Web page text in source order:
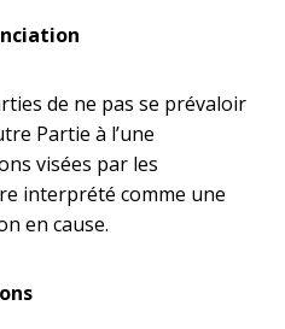
de ne pas se prévaloir
Partie à l’une
visées par les
interprété comme une
en cause.